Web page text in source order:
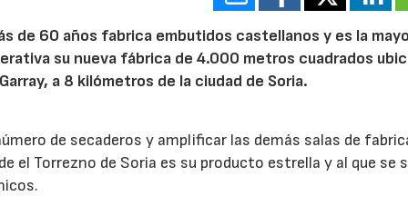
de 60 años fabrica embutidos castellanos y es la
su nueva fábrica de 4.000 metros cuadrados
a 8 kilómetros de la ciudad de Soria.
de secaderos y amplificar las demás salas de
el Torrezno de Soria es su producto estrella y al que se